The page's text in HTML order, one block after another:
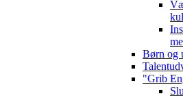
Børn og
"Grib